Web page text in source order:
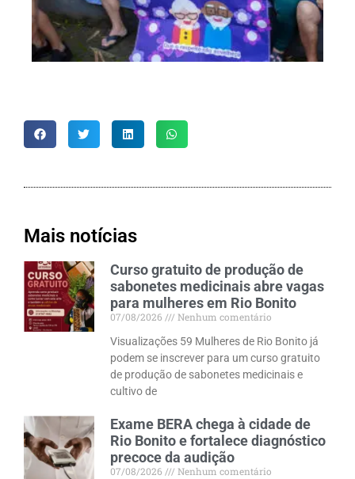
Mais notícias
Curso gratuito de produção de
sabonetes medicinais abre vagas
para mulheres em Rio Bonito
07/08/2026
Nenhum comentário
Visualizações 59 Mulheres de Rio Bonito já
podem se inscrever para um curso gratuito
de produção de sabonetes medicinais e
cultivo de
Exame BERA chega à cidade de
Rio Bonito e fortalece diagnóstico
precoce da audição
07/08/2026
Nenhum comentário